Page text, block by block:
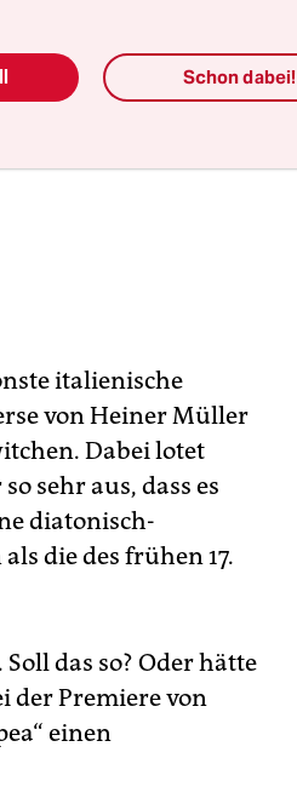
italienische
von Heiner Müller
Dabei lotet
sehr aus, dass es
diatonisch-
die des frühen 17.
das so? Oder hätte
der Premiere von
einen
Schon dabei!